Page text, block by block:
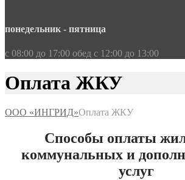
понедельник - пятница
с 08:00 до 17:00 обед с 12:00 до 13:00
Оплата ЖКУ
ООО «ИНГРИД»Оплата ЖКУ
Способы оплаты
коммунальных и
услуг